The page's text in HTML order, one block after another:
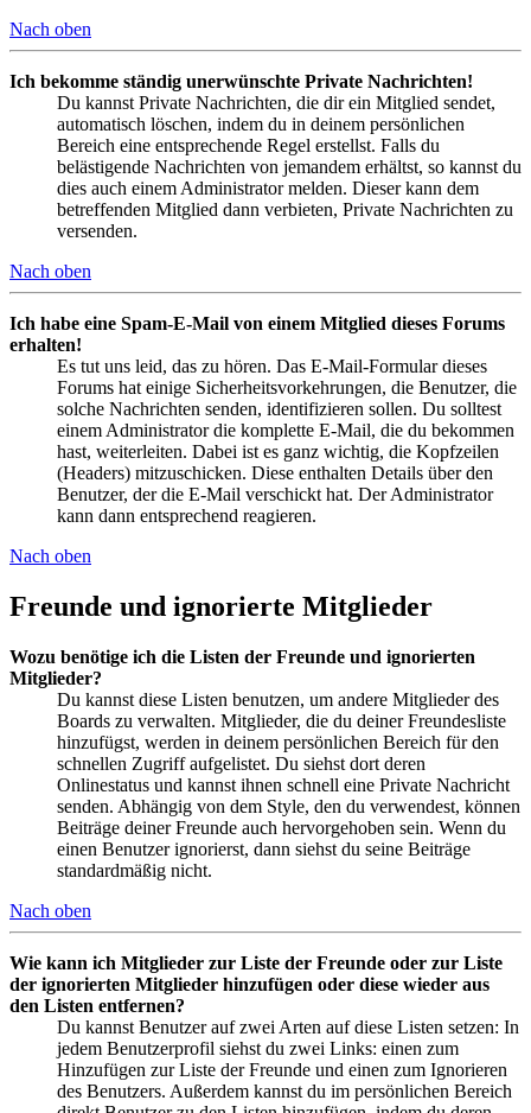
Nach oben
Ich bekomme ständig unerwünschte Private Nachrichten!
Du kannst Private Nachrichten, die dir ein Mitglied sendet,
automatisch löschen, indem du in deinem persönlichen
Bereich eine entsprechende Regel erstellst. Falls du
belästigende Nachrichten von jemandem erhältst, so kannst du
dies auch einem Administrator melden. Dieser kann dem
betreffenden Mitglied dann verbieten, Private Nachrichten zu
versenden.
Nach oben
Ich habe eine Spam-E-Mail von einem Mitglied dieses Forums
erhalten!
Es tut uns leid, das zu hören. Das E-Mail-Formular dieses
Forums hat einige Sicherheitsvorkehrungen, die Benutzer, die
solche Nachrichten senden, identifizieren sollen. Du solltest
einem Administrator die komplette E-Mail, die du bekommen
hast, weiterleiten. Dabei ist es ganz wichtig, die Kopfzeilen
(Headers) mitzuschicken. Diese enthalten Details über den
Benutzer, der die E-Mail verschickt hat. Der Administrator
kann dann entsprechend reagieren.
Nach oben
Freunde und ignorierte Mitglieder
Wozu benötige ich die Listen der Freunde und ignorierten
Mitglieder?
Du kannst diese Listen benutzen, um andere Mitglieder des
Boards zu verwalten. Mitglieder, die du deiner Freundesliste
hinzufügst, werden in deinem persönlichen Bereich für den
schnellen Zugriff aufgelistet. Du siehst dort deren
Onlinestatus und kannst ihnen schnell eine Private Nachricht
senden. Abhängig von dem Style, den du verwendest, können
Beiträge deiner Freunde auch hervorgehoben sein. Wenn du
einen Benutzer ignorierst, dann siehst du seine Beiträge
standardmäßig nicht.
Nach oben
Wie kann ich Mitglieder zur Liste der Freunde oder zur Liste
der ignorierten Mitglieder hinzufügen oder diese wieder aus
den Listen entfernen?
Du kannst Benutzer auf zwei Arten auf diese Listen setzen: In
jedem Benutzerprofil siehst du zwei Links: einen zum
Hinzufügen zur Liste der Freunde und einen zum Ignorieren
des Benutzers. Außerdem kannst du im persönlichen Bereich